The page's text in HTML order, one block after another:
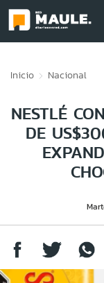
Inicio Nacional
NESTLÉ
DE